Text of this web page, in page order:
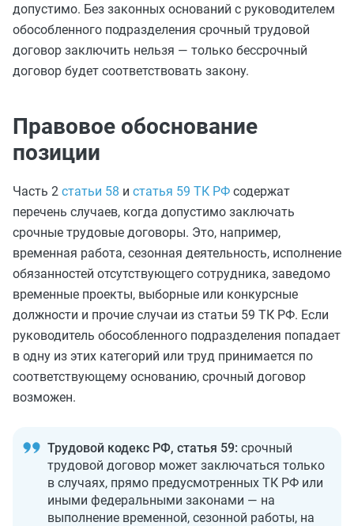
допустимо. Без законных оснований с руководителем
обособленного подразделения срочный трудовой
договор заключить нельзя — только бессрочный
договор будет соответствовать закону.
Правовое обоснование
позиции
Часть 2 статьи 58 и статья 59 ТК РФ содержат
перечень случаев, когда допустимо заключать
срочные трудовые договоры. Это, например,
временная работа, сезонная деятельность, исполнение
обязанностей отсутствующего сотрудника, заведомо
временные проекты, выборные или конкурсные
должности и прочие случаи из статьи 59 ТК РФ. Если
руководитель обособленного подразделения попадает
в одну из этих категорий или труд принимается по
соответствующему основанию, срочный договор
возможен.
Трудовой кодекс РФ, статья 59: срочный
трудовой договор может заключаться только
в случаях, прямо предусмотренных ТК РФ или
иными федеральными законами — на
выполнение временной, сезонной работы, на